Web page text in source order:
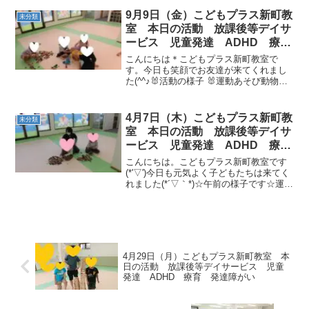
１０回→フープくぐり→フープ転がし→
輪投げ→幅跳...
未分類
9月9日（金）こどもプラス新町教
室 本日の活動 放課後等デイサ
ービス 児童発達 ADHD 療
育 発達障がい
こんにちは＊こどもプラス新町教室で
す。今日も笑顔でお友達が来てくれまし
た(^^♪🐰活動の様子 🐰運動あそび動物ゴ
ットトンネル→跳び箱・ロープ 9月にな
ったとはいえまだ...
未分類
4月7日（木）こどもプラス新町教
室 本日の活動 放課後等デイサ
ービス 児童発達 ADHD 療
育 発達障がい
こんにちは。こどもプラス新町教室です
(*'▽')今日も元気よく子どもたちは来てく
れました(*´▽｀*)☆午前の様子です☆運動
4月29日（月）こどもプラス新町教室 本
日の活動 放課後等デイサービス 児童
発達 ADHD 療育 発達障がい